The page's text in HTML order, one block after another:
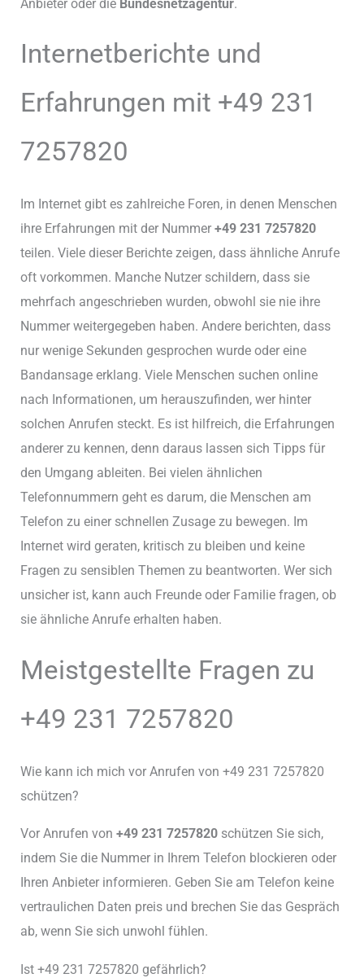
Anbieter oder die Bundesnetzagentur.
Internetberichte und
Erfahrungen mit +49 231
7257820
Im Internet gibt es zahlreiche Foren, in denen Menschen
ihre Erfahrungen mit der Nummer+49 231 7257820
teilen. Viele dieser Berichte zeigen, dass ähnliche Anrufe
oft vorkommen. Manche Nutzer schildern, dass sie
mehrfach angeschrieben wurden, obwohl sie nie ihre
Nummer weitergegeben haben. Andere berichten, dass
nur wenige Sekunden gesprochen wurde oder eine
Bandansage erklang. Viele Menschen suchen online
nach Informationen, um herauszufinden, wer hinter
solchen Anrufen steckt. Es ist hilfreich, die Erfahrungen
anderer zu kennen, denn daraus lassen sich Tipps für
den Umgang ableiten. Bei vielen ähnlichen
Telefonnummern geht es darum, die Menschen am
Telefon zu einer schnellen Zusage zu bewegen. Im
Internet wird geraten, kritisch zu bleiben und keine
Fragen zu sensiblen Themen zu beantworten. Wer sich
unsicher ist, kann auch Freunde oder Familie fragen, ob
sie ähnliche Anrufe erhalten haben.
Meistgestellte Fragen zu
+49 231 7257820
Wie kann ich mich vor Anrufen von +49 231 7257820
schützen?
Vor Anrufen von+49 231 7257820 schützen Sie sich,
indem Sie die Nummer in Ihrem Telefon blockieren oder
Ihren Anbieter informieren. Geben Sie am Telefon keine
vertraulichen Daten preis und brechen Sie das Gespräch
ab, wenn Sie sich unwohl fühlen.
Ist +49 231 7257820 gefährlich?